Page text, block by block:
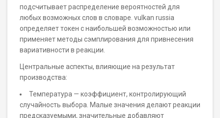
подсчитывает распределение вероятностей для
любых возможных слов в словаре. vulkan russia
определяет токен с наибольшей возможностью или
применяет методы сэмплирования для привнесения
вариативности в реакции.
Центральные аспекты, влияющие на результат
производства:
Температура — коэффициент, контролирующий
случайность выбора. Малые значения делают реакции
предсказуемыми, значительные добавляют